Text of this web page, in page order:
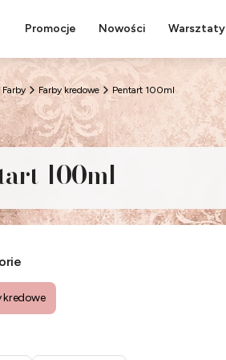
Promocje Nowości Warsztaty
Farby Farby kredowe Pentart 100ml
100ml
kredowe